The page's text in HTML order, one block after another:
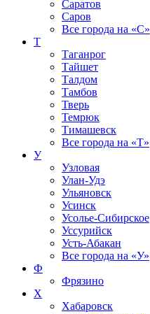
Саратов
Саров
Все города на «С»
Т
Таганрог
Тайшет
Талдом
Тамбов
Тверь
Темрюк
Тимашевск
Все города на «Т»
У
Узловая
Улан-Удэ
Ульяновск
Усинск
Усолье-Сибирское
Уссурийск
Усть-Абакан
Все города на «У»
Ф
Фрязино
Х
Хабаровск